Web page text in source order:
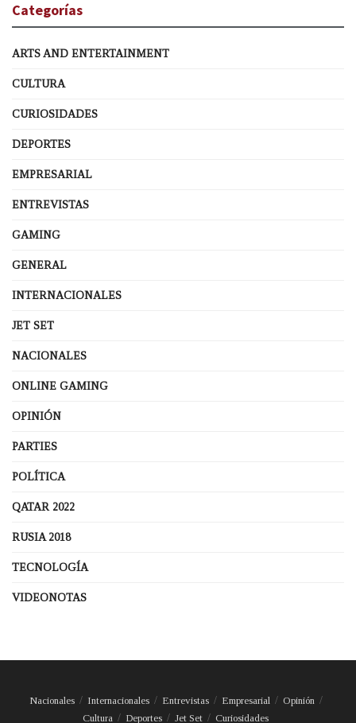
Categorías
ARTS AND ENTERTAINMENT
CULTURA
CURIOSIDADES
DEPORTES
EMPRESARIAL
ENTREVISTAS
GAMING
GENERAL
INTERNACIONALES
JET SET
NACIONALES
ONLINE GAMING
OPINIÓN
PARTIES
POLÍTICA
QATAR 2022
RUSIA 2018
TECNOLOGÍA
VIDEONOTAS
Nacionales Internacionales Entrevistas Empresarial
Opinión
Cultura
Deportes Jet Set Curiosidades